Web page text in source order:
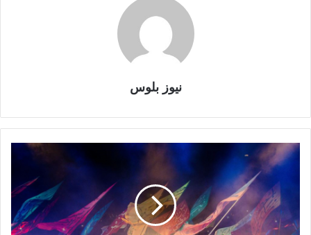
نيوز بلوس